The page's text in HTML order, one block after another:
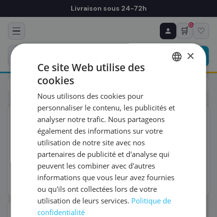
Livraison sous 24-72h
🛒
0
♡
Cartouches
Canon
ORIGINAL
Prévoyez & économisez
Programmez votre prochain achat — notre équipe
vous prépare un devis personnalisé
RÉFÉRENCE DU PRODUIT
FRÉQUENCE
QUANTITÉ PAR LIVRAISON
DATE DE PREMIÈRE LIVRAISON SOUHAITÉE
×
Ce site Web utilise des
cookies
Nous utilisons des cookies pour
personnaliser le contenu, les publicités et
analyser notre trafic. Nous partageons
également des informations sur votre
utilisation de notre site avec nos
partenaires de publicité et d'analyse qui
peuvent les combiner avec d'autres
informations que vous leur avez fournies
ou qu'ils ont collectées lors de votre
utilisation de leurs services. Politique de
confidentialité